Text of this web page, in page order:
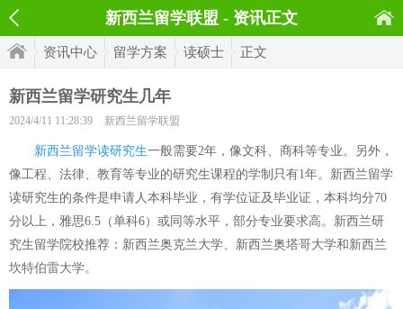
新西兰留学联盟 - 资讯正文
资讯中心 留学方案 读硕士 正文
新西兰留学研究生几年
2024/4/11 11:28:39 新西兰留学联盟
新西兰留学读研究生一般需要2年，像文科、商科等专业。另外，
像工程、法律、教育等专业的研究生课程的学制只有1年。新西兰留学
读研究生的条件是申请人本科毕业，有学位证及毕业证，本科均分70
分以上，雅思6.5（单科6）或同等水平，部分专业要求高。新西兰研
究生留学院校推荐：新西兰奥克兰大学、新西兰奥塔哥大学和新西兰
坎特伯雷大学。